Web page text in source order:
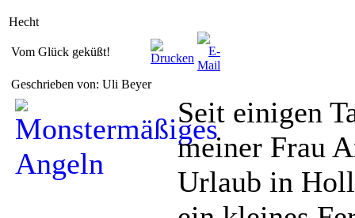
Hecht
Vom Glück geküßt!
Geschrieben von: Uli Beyer
Seit einigen
meiner Frau
Urlaub in